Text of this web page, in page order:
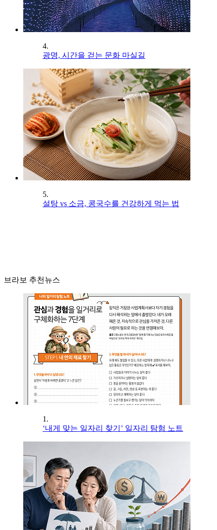
4.
광명, 시간을 걷는 문화 마실길
5.
설탕 vs 소금, 콩국수를 건강하게 먹는 법
브라보 추천뉴스
1.
‘내게 맞는 일자리 찾기’ 일자리 탐험 노트